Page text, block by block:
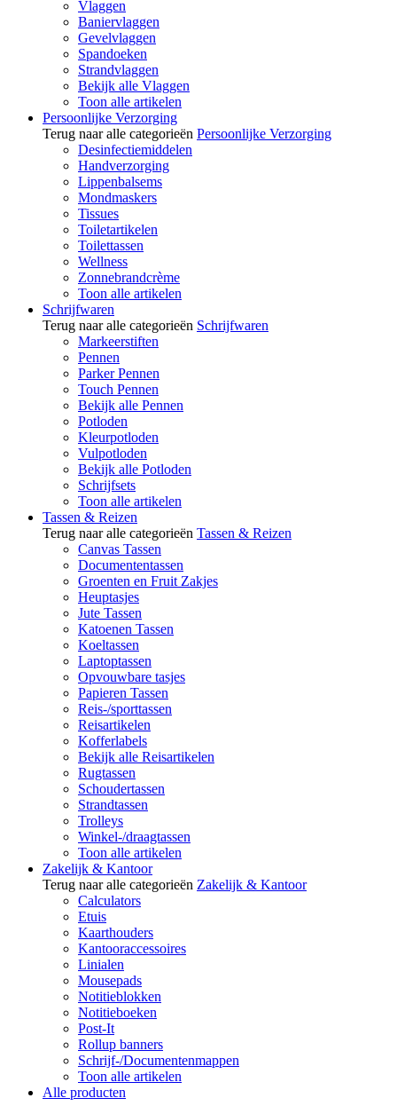
Vlaggen
Baniervlaggen
Gevelvlaggen
Spandoeken
Strandvlaggen
Bekijk alle Vlaggen
Toon alle artikelen
Persoonlijke Verzorging
Terug naar alle categorieën Persoonlijke Verzorging
Desinfectiemiddelen
Handverzorging
Lippenbalsems
Mondmaskers
Tissues
Toiletartikelen
Toilettassen
Wellness
Zonnebrandcrème
Toon alle artikelen
Schrijfwaren
Terug naar alle categorieën Schrijfwaren
Markeerstiften
Pennen
Parker Pennen
Touch Pennen
Bekijk alle Pennen
Potloden
Kleurpotloden
Vulpotloden
Bekijk alle Potloden
Schrijfsets
Toon alle artikelen
Tassen & Reizen
Terug naar alle categorieën Tassen & Reizen
Canvas Tassen
Documententassen
Groenten en Fruit Zakjes
Heuptasjes
Jute Tassen
Katoenen Tassen
Koeltassen
Laptoptassen
Opvouwbare tasjes
Papieren Tassen
Reis-/sporttassen
Reisartikelen
Kofferlabels
Bekijk alle Reisartikelen
Rugtassen
Schoudertassen
Strandtassen
Trolleys
Winkel-/draagtassen
Toon alle artikelen
Zakelijk & Kantoor
Terug naar alle categorieën Zakelijk & Kantoor
Calculators
Etuis
Kaarthouders
Kantooraccessoires
Linialen
Mousepads
Notitieblokken
Notitieboeken
Post-It
Rollup banners
Schrijf-/Documentenmappen
Toon alle artikelen
Alle producten